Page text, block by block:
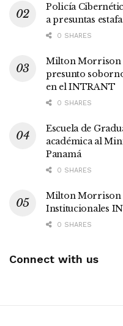
Policía
a presuntas
0 SHARES
Milton Morrison
presunto
en el INTRANT
0 SHARES
Escuela de
académica al
Panamá
0 SHARES
Milton Morrison
Institucionales
0 SHARES
Connect with us